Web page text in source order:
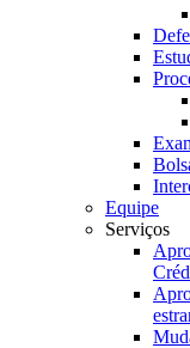
Equipe
Serviços